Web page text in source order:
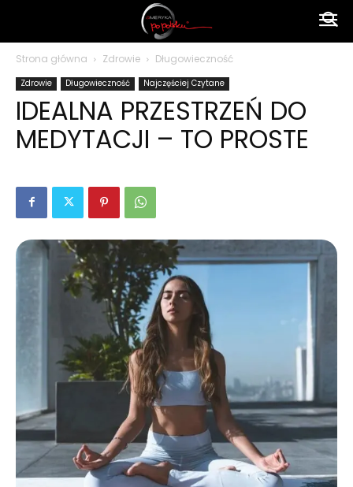
Strona główna Zdrowie Długowieczność
Zdrowie Długowieczność Najczęściej Czytane
IDEALNA PRZESTRZEŃ DO
MEDYTACJI – TO PROSTE